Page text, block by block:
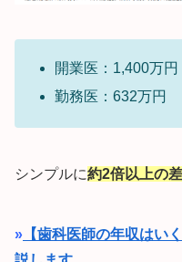
開業医：1,400万円
勤務医：632万円
シンプルに約2倍以上の差
» 【歯科医師の年収はい